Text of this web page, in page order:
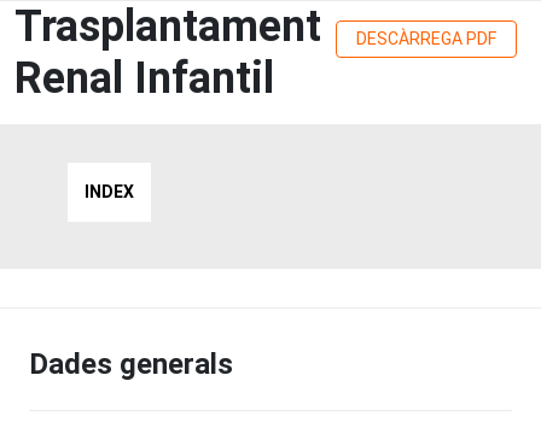
Trasplantament
Renal Infantil
DESCÀRREGA PDF
INDEX
Dades generals